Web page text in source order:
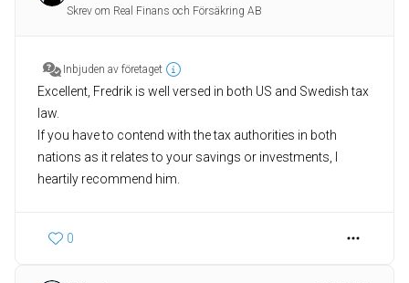
Skrev om Real Finans och Försäkring AB
Inbjuden av företaget
Excellent, Fredrik is well versed in both US and Swedish tax
law.
If you have to contend with the tax authorities in both
nations as it relates to your savings or investments, I
heartily recommend him.
0